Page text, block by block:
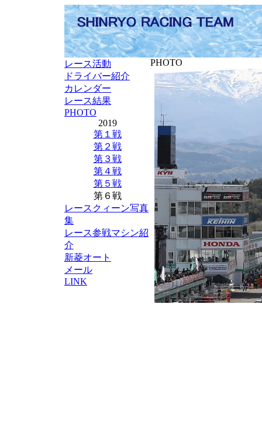
レース活動
ドライバー紹介
カレンダー
レース結果
PHOTO
2019
第１戦
第２戦
第３戦
第４戦
第５戦
第６戦
レースクィーン写真
集
レース参戦マシン紹
介
新菱オート
メール
LINK
PHOTO